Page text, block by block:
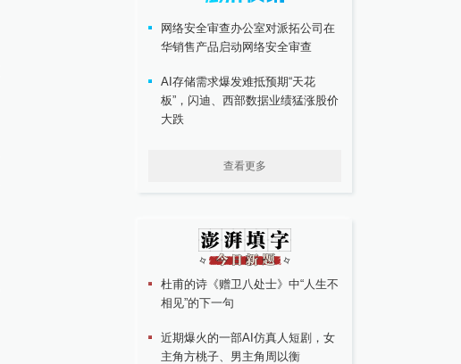
网络安全审查办公室对派拓公司在
华销售产品启动网络安全审查
AI存储需求爆发难抵预期“天花
板”，闪迪、西部数据业绩猛涨股价
大跌
查看更多
杜甫的诗《赠卫八处士》中“人生不
相见”的下一句
近期爆火的一部AI仿真人短剧，女
主角方桃子、男主角周以衡